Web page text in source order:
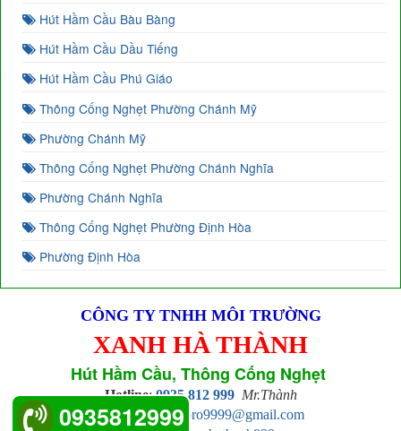
0935812999
Hút Hầm Cầu Bàu Bàng
Hút Hầm Cầu Dầu Tiếng
Hút Hầm Cầu Phú Giáo
Thông Cống Nghẹt Phường Chánh Mỹ
Phường Chánh Mỹ
Thông Cống Nghẹt Phường Chánh Nghĩa
Phường Chánh Nghĩa
Thông Cống Nghẹt Phường Định Hòa
Phường Định Hòa
CÔNG TY TNHH MÔI TRƯỜNG
XANH HÀ THÀNH
Hút Hầm Cầu, Thông Cống Nghẹt
Hotline:0935 812 999 Mr.Thành
Email :hathanhpro9999@gmail.com